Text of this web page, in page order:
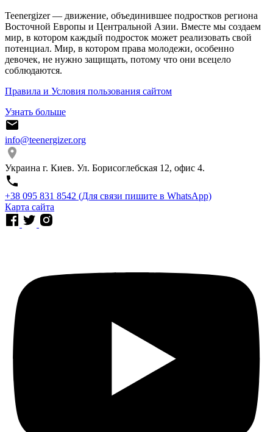
Teenergizer — движение, объединившее подростков региона
Восточной Европы и Центральной Азии. Вместе мы создаем
мир, в котором каждый подросток может реализовать свой
потенциал. Мир, в котором права молодежи, особенно
девочек, не нужно защищать, потому что они всецело
соблюдаются.
Правила и Условия пользования сайтом
Узнать больше
info@teenergizer.org
Украина г. Киев. Ул. Борисоглебская 12, офис 4.
⁨+38 095 831 8542⁩ (Для связи пишите в WhatsApp)
Карта сайта